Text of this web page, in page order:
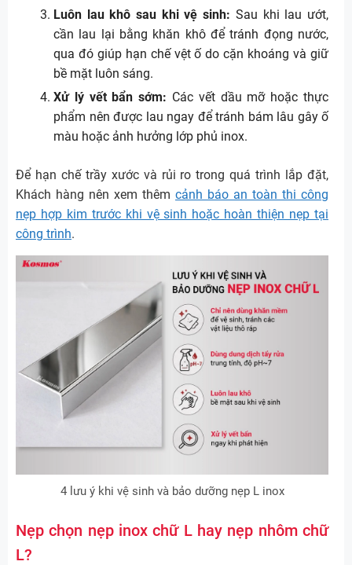
Luôn lau khô sau khi vệ sinh: Sau khi lau ướt,
cần lau lại bằng khăn khô để tránh đọng nước,
qua đó giúp hạn chế vệt ố do cặn khoáng và giữ
bề mặt luôn sáng.
Xử lý vết bẩn sớm: Các vết dầu mỡ hoặc thực
phẩm nên được lau ngay để tránh bám lâu gây ố
màu hoặc ảnh hưởng lớp phủ inox.
Để hạn chế trầy xước và rủi ro trong quá trình lắp đặt,
Khách hàng nên xem thêm cảnh báo an toàn thi công
nẹp hợp kim trước khi vệ sinh hoặc hoàn thiện nẹp tại
công trình.
4 lưu ý khi vệ sinh và bảo dưỡng nẹp L inox
Nẹp chọn nẹp inox chữ L hay nẹp nhôm chữ
L?